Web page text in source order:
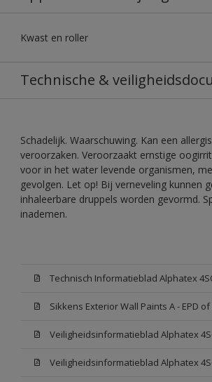
Kwast en roller
Technische &
Schadelijk. Waarschuwing. Kan een
veroorzaken. Veroorzaakt ernstige
voor in het water levende organismen,
gevolgen. Let op! Bij verneveling kunnen
inhaleerbare druppels worden gevormd.
inademen.
Technisch Informatieblad Alphatex